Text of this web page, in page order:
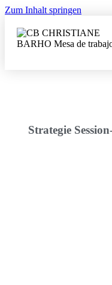
Zum Inhalt springen
Strategie